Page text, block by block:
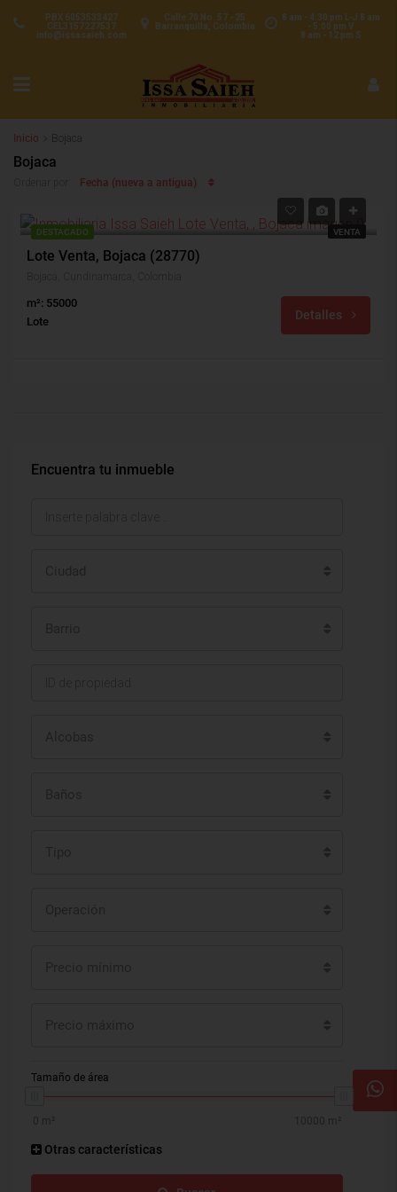
8 am - 4:30 pm L-J 8 am
- 5:00 pm V
8 am - 12 pm S
Calle 70 No. 57 - 25
Barranquilla, Colombia
PBX 6053533427
CEL3157227537
info@issasaieh.com
Inicio Bojaca
Bojaca
Fecha (nueva a antigua)
DESTACADO VENTA
Lote Venta, Bojaca (28770)
m²: 55000
Lote
Detalles
Encuentra tu inmueble
Tamaño de área
Otras características